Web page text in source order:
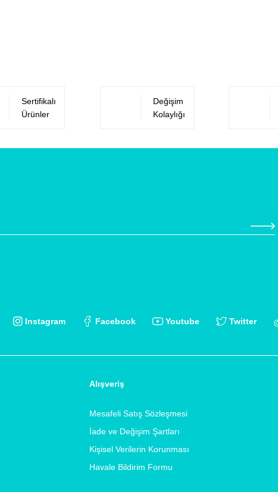
Sertifikalı
Ürünler
Değişim
Kolaylığı
Instagram Facebook Youtube Twitter
Alışveriş
Mesafeli Satış Sözleşmesi
İade ve Değişim Şartları
Kişisel Verilerin Korunması
Havale Bildirim Formu